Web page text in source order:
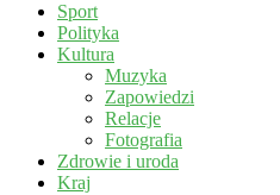
Sport
Polityka
Kultura
Muzyka
Zapowiedzi
Relacje
Fotografia
Zdrowie i uroda
Kraj